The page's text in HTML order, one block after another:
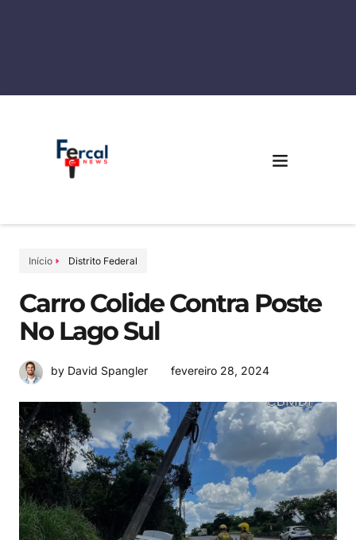
Início Distrito Federal
Carro Colide Contra Poste
No Lago Sul
by David Spangler fevereiro 28, 2024